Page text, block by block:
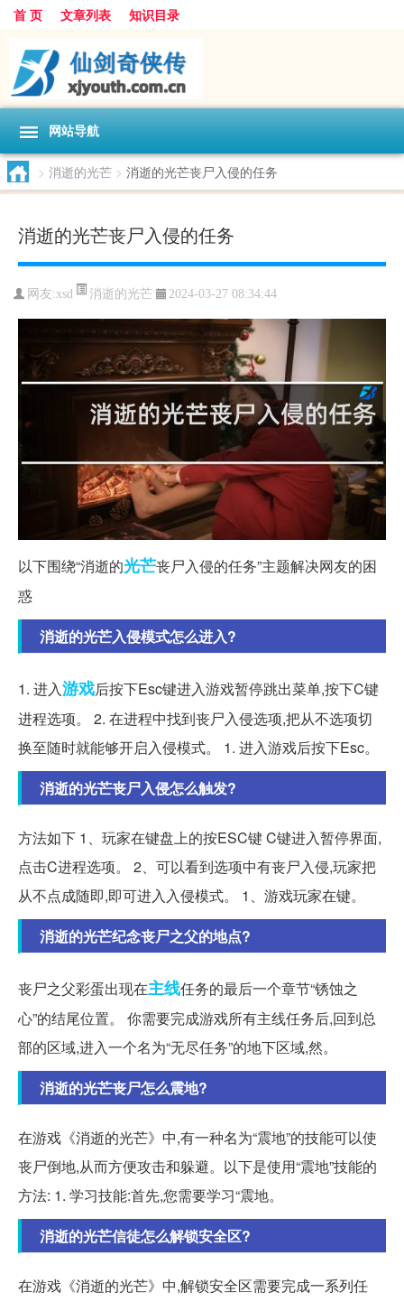
首 页 文章列表 知识目录
网站导航
> 消逝的光芒 > 消逝的光芒丧尸入侵的任务
消逝的光芒丧尸入侵的任务
网友:xsd 消逝的光芒 2024-03-27 08:34:44
以下围绕“消逝的光芒丧尸入侵的任务”主题解决网友的困
惑
消逝的光芒入侵模式怎么进入?
1. 进入游戏后按下Esc键进入游戏暂停跳出菜单,按下C键
进程选项。 2. 在进程中找到丧尸入侵选项,把从不选项切
换至随时就能够开启入侵模式。 1. 进入游戏后按下Esc。
消逝的光芒丧尸入侵怎么触发?
方法如下 1、玩家在键盘上的按ESC键 C键进入暂停界面,
点击C进程选项。 2、可以看到选项中有丧尸入侵,玩家把
从不点成随即,即可进入入侵模式。 1、游戏玩家在键。
消逝的光芒纪念丧尸之父的地点?
丧尸之父彩蛋出现在主线任务的最后一个章节“锈蚀之
心”的结尾位置。 你需要完成游戏所有主线任务后,回到总
部的区域,进入一个名为“无尽任务”的地下区域,然。
消逝的光芒丧尸怎么震地?
在游戏《消逝的光芒》中,有一种名为“震地”的技能可以使
丧尸倒地,从而方便攻击和躲避。以下是使用“震地”技能的
方法: 1. 学习技能:首先,您需要学习“震地。
消逝的光芒信徒怎么解锁安全区?
在游戏《消逝的光芒》中,解锁安全区需要完成一系列任